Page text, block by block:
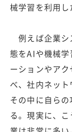
械学習を利用し
例えば企業シ
態をAIや機械
ーションやア
べ、社内ネット
その中に自ら
る。現実に、